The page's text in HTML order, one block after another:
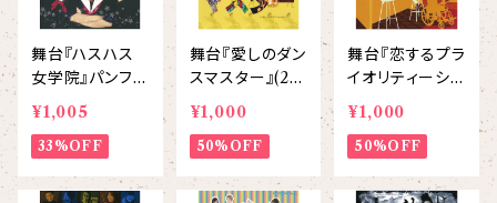
舞台『ハスハス
女学院』パンフレ
ット
¥1,005
33%OFF
舞台『愛しのダン
スマスター』(20
14) パンフレット
¥1,000
50%OFF
舞台『恋するプラ
イオリティーシ
ート』パンフレッ
ト
¥1,000
50%OFF